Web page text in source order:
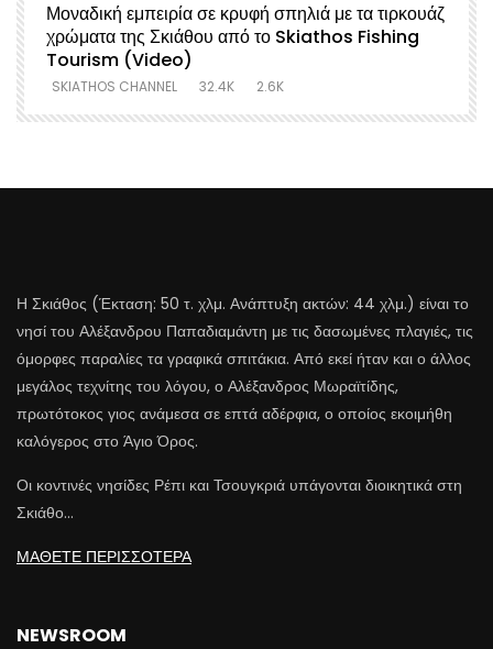
Μοναδική εμπειρία σε κρυφή σπηλιά με τα τιρκουάζ
χρώματα της Σκιάθου από το Skiathos Fishing
Tourism (Video)
SKIATHOS CHANNEL 32.4K 2.6K
Η Σκιάθος (Έκταση: 50 τ. χλμ. Ανάπτυξη ακτών: 44 χλμ.) είναι το
νησί του Αλέξανδρου Παπαδιαμάντη με τις δασωμένες πλαγιές, τις
όμορφες παραλίες τα γραφικά σπιτάκια. Από εκεί ήταν και ο άλλος
μεγάλος τεχνίτης του λόγου, ο Αλέξανδρος Μωραϊτίδης,
πρωτότοκος γιος ανάμεσα σε επτά αδέρφια, ο οποίος εκοιμήθη
καλόγερος στο Άγιο Όρος.
Οι κοντινές νησίδες Ρέπι και Τσουγκριά υπάγονται διοικητικά στη
Σκιάθο…
ΜΑΘΕΤΕ ΠΕΡΙΣΣΟΤΕΡΑ
NEWSROOM